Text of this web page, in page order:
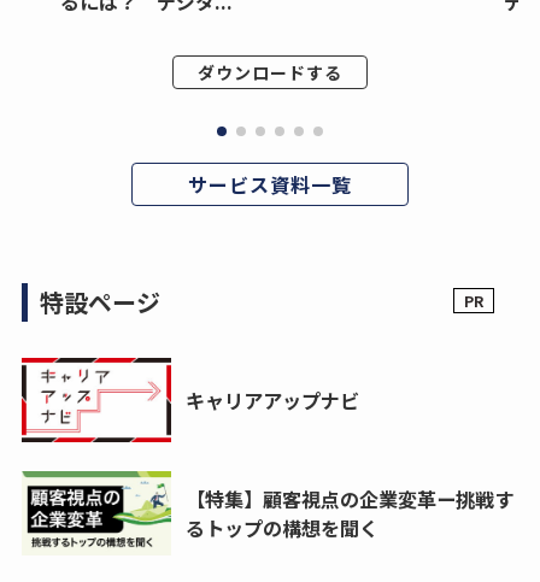
ダウンロードする
サービス資料一覧
特設ページ
キャリアアップナビ
【特集】顧客視点の企業変革ー挑戦す
るトップの構想を聞く